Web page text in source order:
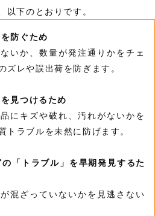
以下のとおりです。
防ぐため
いか、数量が発注通りかをチェ
ズレや誤出荷を防ぎます。
見つけるため
にキズや破れ、汚れがないかを
トラブルを未然に防げます。
「トラブル」を早期発見するた
混ざっていないかを見逃さない